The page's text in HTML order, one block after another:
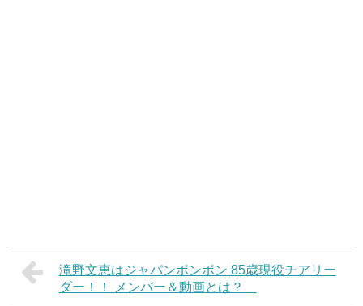
滝野文恵はジャパンポンポン 85歳現役チアリー
ダー！！ メンバー＆動画とは？